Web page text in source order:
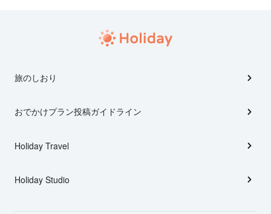
旅のしおり
おでかけプラン投稿ガイドライン
Holiday Travel
Holiday Studio